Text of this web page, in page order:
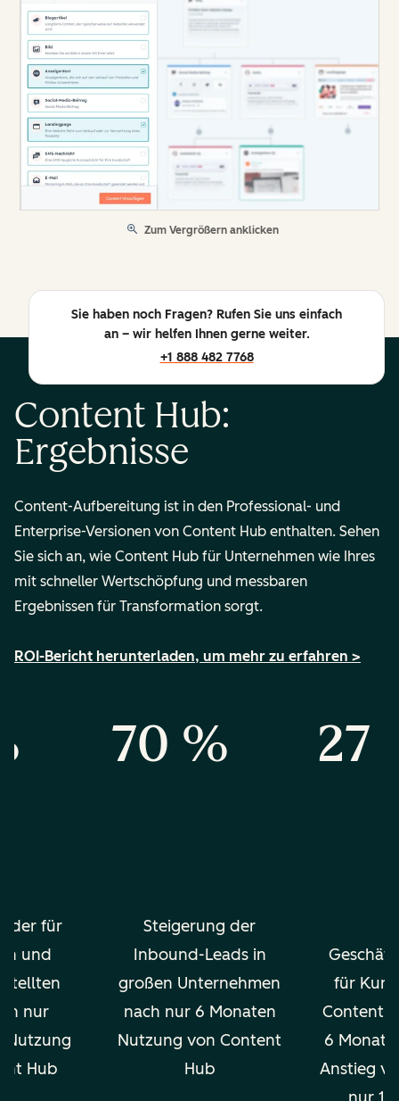
Zum Vergrößern anklicken
Sie haben noch Fragen? Rufen Sie uns einfach
an – wir helfen Ihnen gerne weiter.
+1 888 482 7768
der für
und
nur
Nutzung
Hub
70 %
Steigerung der
Inbound-Leads in
großen Unternehmen
nach nur 6 Monaten
Nutzung von Content
Hub
27
für
Content
6
Anstieg
nur
Content Hub:
Ergebnisse
Content-Aufbereitung ist in den Professional- und
Enterprise-Versionen von Content Hub enthalten. Sehen
Sie sich an, wie Content Hub für Unternehmen wie Ihres
mit schneller Wertschöpfung und messbaren
Ergebnissen für Transformation sorgt.
ROI-Bericht herunterladen, um mehr zu erfahren >